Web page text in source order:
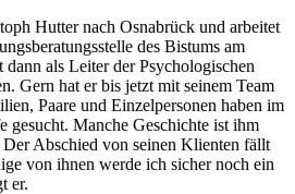
Hutter nach Osnabrück und arbeitet
des Bistums am
dann als Leiter der Psychologischen
Gern hat er bis jetzt mit seinem Team
Paare und Einzelpersonen haben im
gesucht. Manche Geschichte ist ihm
Der Abschied von seinen Klienten fällt
von ihnen werde ich sicher noch ein
er.